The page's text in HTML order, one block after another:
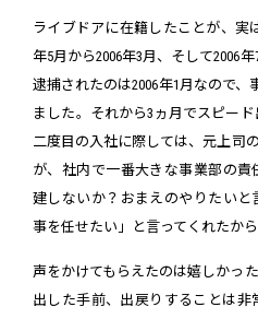
ライブドアに在籍したことが、実
年5月から2006年3月、そして2006
逮捕されたのは2006年1月なので
ました。それから3ヵ月でスピー
二度目の入社に際しては、元上司
が、社内で一番大きな事業部の
建しないか？おまえのやりたいと
事を任せたい」と言ってくれたから
声をかけてもらえたのは嬉しかっ
出した手前、出戻りすることは